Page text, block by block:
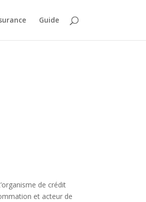
Guide
de crédit
et acteur de